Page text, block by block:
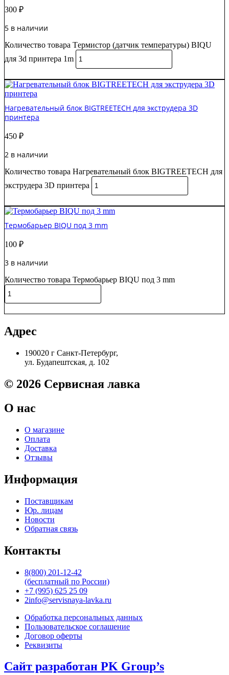
300 ₽
5 в наличии
Количество товара Tермистор (датчик температуры) BIQU
для 3d принтера 1m
Нагревательный блок BIGTREETECH для экструдера 3D
принтера
450 ₽
2 в наличии
Количество товара Нагревательный блок BIGTREETECH для
экструдера 3D принтера
Термобарьер BIQU под 3 mm
100 ₽
3 в наличии
Количество товара Термобарьер BIQU под 3 mm
Адрес
190020 г Санкт-Петербург,
ул. Будапештская, д. 102
© 2026 Сервисная лавка
О нас
О магазине
Оплата
Доставка
Отзывы
Информация
Поставщикам
Юр. лицам
Новости
Обратная связь
Контакты
8(800) 201-12-42
(бесплатный по России)
+7 (995) 625 25 09
2info@servisnaya-lavka.ru
Обработка персональных данных
Пользовательское соглашение
Договор оферты
Реквизиты
Сайт разработан PK Group’s